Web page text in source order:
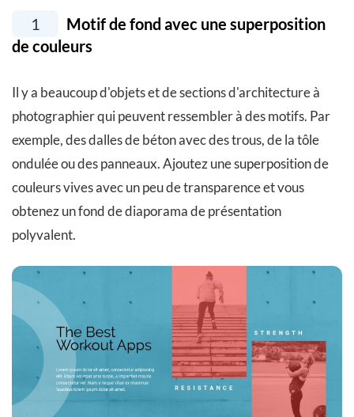
1
Motif de fond avec une superposition
de couleurs
Il y a beaucoup d'objets et de sections d'architecture à
photographier qui peuvent ressembler à des motifs. Par
exemple, des dalles de béton avec des trous, de la tôle
ondulée ou des panneaux. Ajoutez une superposition de
couleurs vives avec un peu de transparence et vous
obtenez un fond de diaporama de présentation
polyvalent.